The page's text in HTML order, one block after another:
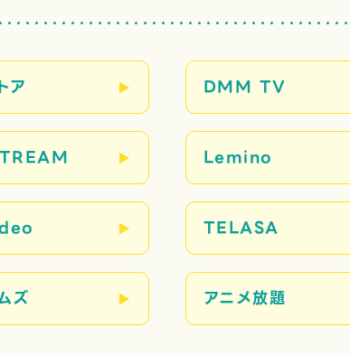
ア DMM TV
Lemino
TELASA
ズ アニメ放題